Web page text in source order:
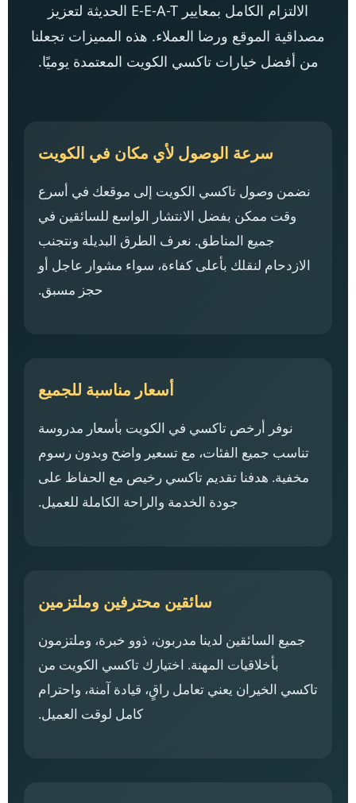
الالتزام الكامل بمعايير E-E-A-T الحديثة لتعزيز
مصداقية الموقع ورضا العملاء. هذه المميزات تجعلنا
من أفضل خيارات تاكسي الكويت المعتمدة يوميًا.
سرعة الوصول لأي مكان في الكويت
نضمن وصول تاكسي الكويت إلى موقعك في أسرع
وقت ممكن بفضل الانتشار الواسع للسائقين في
جميع المناطق. نعرف الطرق البديلة ونتجنب
الازدحام لنقلك بأعلى كفاءة، سواء مشوار عاجل أو
حجز مسبق.
أسعار مناسبة للجميع
نوفر أرخص تاكسي في الكويت بأسعار مدروسة
تناسب جميع الفئات، مع تسعير واضح وبدون رسوم
مخفية. هدفنا تقديم تاكسي رخيص مع الحفاظ على
جودة الخدمة والراحة الكاملة للعميل.
سائقين محترفين وملتزمين
جميع السائقين لدينا مدربون، ذوو خبرة، وملتزمون
بأخلاقيات المهنة. اختيارك تاكسي الكويت من
تاكسي الخيران يعني تعامل راقٍ، قيادة آمنة، واحترام
كامل لوقت العميل.